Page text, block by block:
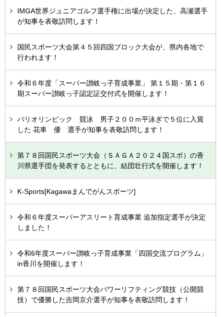
IMGA世界ジュニアゴルフ選手権に出場が決定した、高瀬選手
が知事を表敬訪問します！
国民スポーツ大会第４５回四国ブロック大会が、県内各地で
行われます！
令和６年度「スーパー讃岐っ子育成事業」 第１５期・第１６
期スーパー讃岐っ子認定証交付式を開催します！
パリオリンピック 競泳 男子２００ｍ平泳ぎで５位に入賞
した 花車 優 選手が知事を表敬訪問します！
第７８回国民スポーツ大会（ＳＡＧＡ２０２４国スポ）の香
川県選手団を発表するとともに、結団壮行式を開催します！
K-Sports[Kagawaまんでがんスポーツ]
令和６年度スーパーアスリート育成事業 追加指定選手が決定
しました！
令和6年度スーパー讃岐っ子育成事業「四国交流プログラム」
in香川を開催します！
第７８回国民スポーツ大会パワーリフティング競技（公開競
技）で優勝した吉岡京介選手が知事を表敬訪問します！